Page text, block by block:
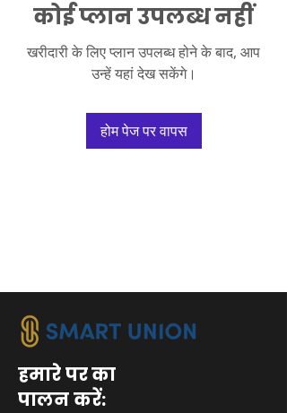
कोई प्लान उपलब्ध नहीं
खरीदारी के लिए प्लान उपलब्ध होने के बाद, आप
उन्हें यहां देख सकेंगे।
होम पेज पर वापस
हमारे पर का
पालन करें: